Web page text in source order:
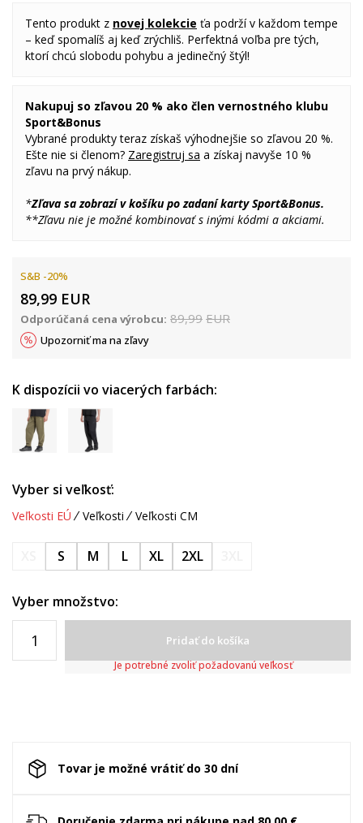
Tento produkt z novej kolekcie ťa podrží v každom tempe
– keď spomalíš aj keď zrýchliš. Perfektná voľba pre tých,
ktorí chcú slobodu pohybu a jedinečný štýl!
Nakupuj so zľavou 20 % ako člen vernostného klubu
Sport&Bonus
Vybrané produkty teraz získaš výhodnejšie so zľavou 20 %.
Ešte nie si členom? Zaregistruj sa a získaj navyše 10 %
zľavu na prvý nákup.
*Zľava sa zobrazí v košíku po zadaní karty Sport&Bonus.
**Zľavu nie je možné kombinovať s inými kódmi a akciami.
S&B -20%
89,99 EUR
Odporúčaná cena výrobcu: 89,99 EUR
Upozorniť ma na zľavy
K dispozícii vo viacerých farbách:
Vyber si veľkosť:
Veľkosti EÚ Veľkosti Veľkosti CM
S M L XL 2XL
Vyber množstvo:
Pridať do košíka
Je potrebné zvoliť požadovanú veľkosť
Tovar je možné vrátiť do 30 dní